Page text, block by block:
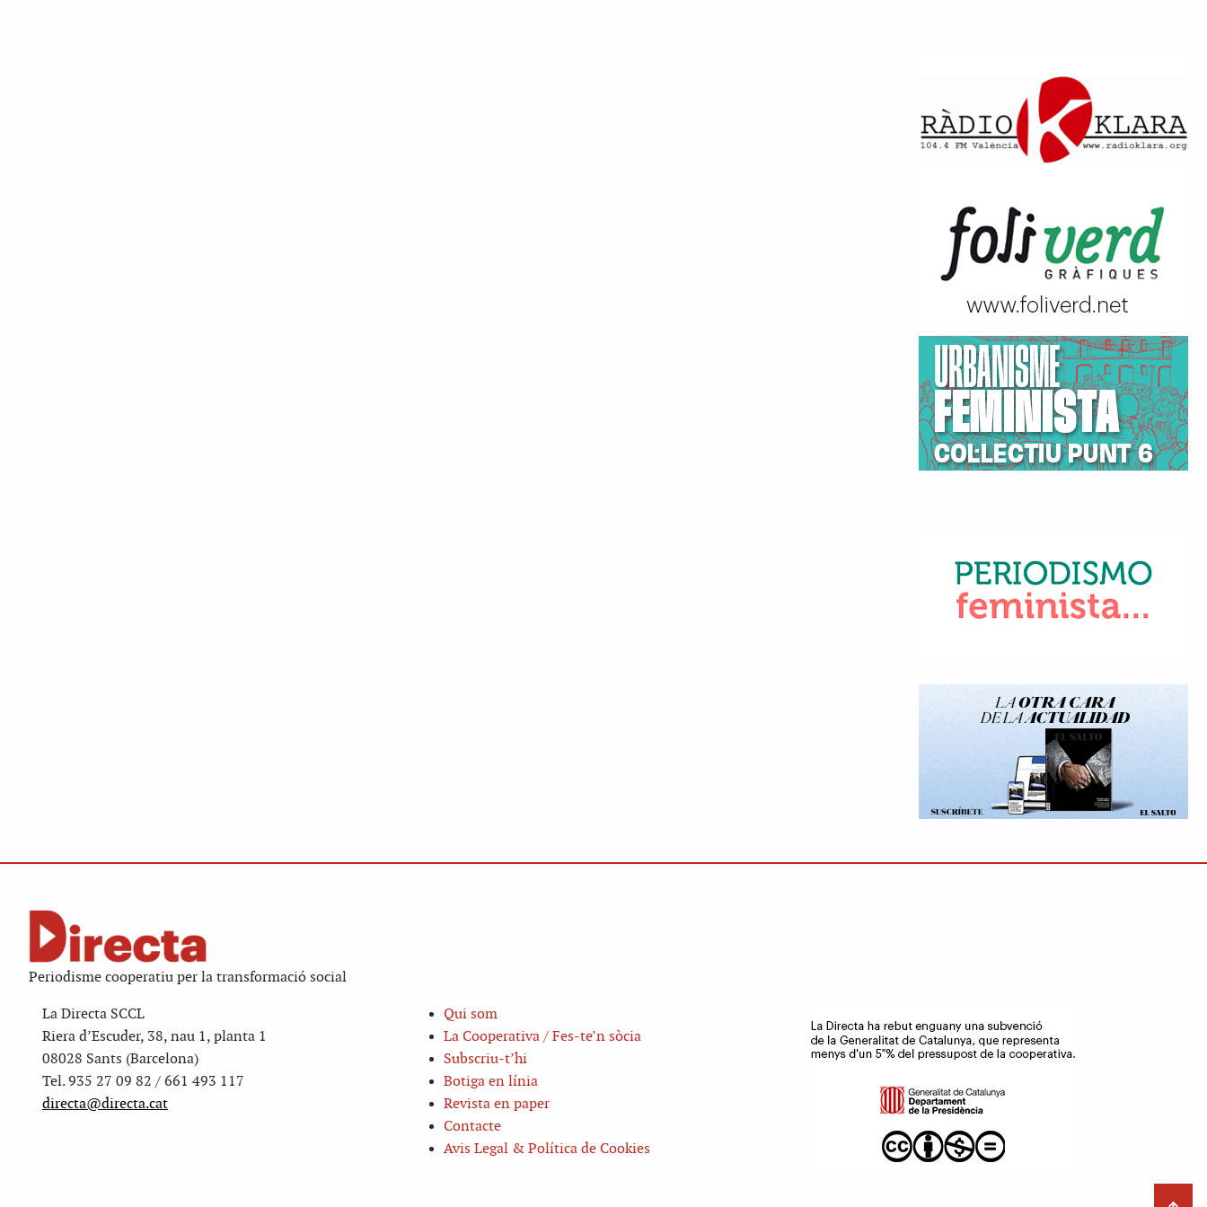
Periodisme cooperatiu per la transformació social
La Directa SCCL
Riera d’Escuder, 38, nau 1, planta 1
08028 Sants (Barcelona)
Tel. 935 27 09 82 / 661 493 117
directa@directa.cat
Qui som
La Cooperativa / Fes-te’n sòcia
Subscriu-t’hi
Botiga en línia
Revista en paper
Contacte
Avis Legal & Política de Cookies